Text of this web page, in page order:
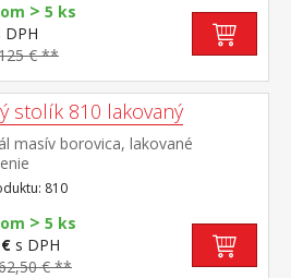
ako zostavu 876 (botník je
aj vo variante s kovovou
874K)
> 5 ks
DPH
€ **
stolík 810 lakovaný
masív borovica, lakované
810
> 5 ks
s DPH
€ **